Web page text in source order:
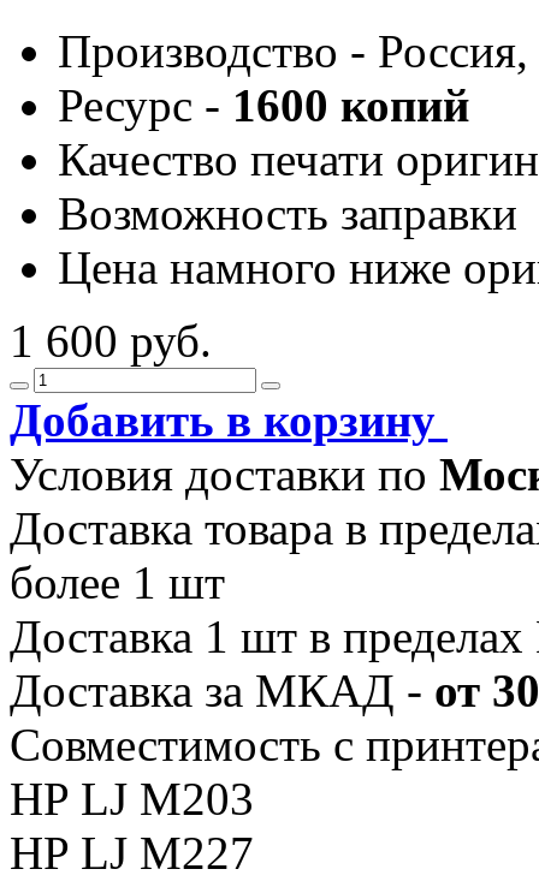
Производство -
Ресурс - 1600 копий
Качество печати
Возможность заправки
Цена намного ниже
1 600 руб.
Добавить в корзину
Условия доставки по
Доставка товара в
более 1 шт
Доставка 1 шт в
Доставка за МКАД - от
Совместимость с
HP LJ M203
HP LJ M227